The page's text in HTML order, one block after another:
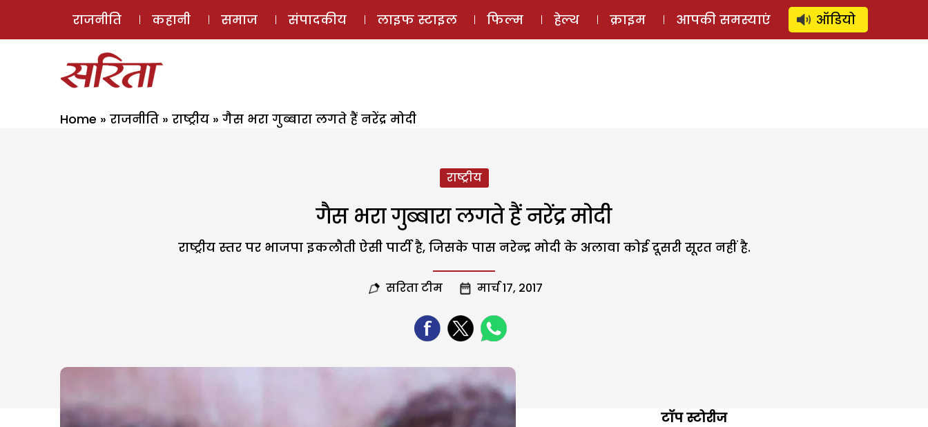
ई-मैगज़ीन ऑडियो स्टोरी लॉग इन ⚲ SUBSCRIBE
राजनीति कहानी समाज संपादकीय लाइफ स्टाइल फिल्म हेल्थ क्राइम आपकी समस्याएं ऑडियो
Home » राजनीति » राष्ट्रीय » गैस भरा गुब्बारा लगते हैं नरेंद्र मोदी
राष्ट्रीय
गैस भरा गुब्बारा लगते हैं नरेंद्र मोदी
राष्ट्रीय स्तर पर भाजपा इकलौती ऐसी पार्टी है, जिसके पास नरेन्द्र मोदी के अलावा कोई दूसरी सूरत नहीं है.
सरिता टीम मार्च 17, 2017
टॉप स्टोरीज